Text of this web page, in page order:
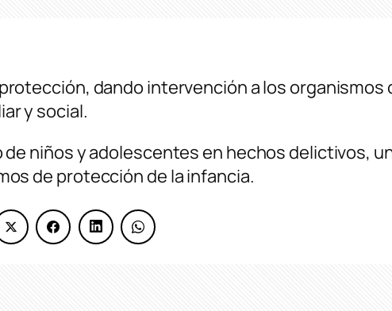
dando intervención a los
y social.
niños y adolescentes en hechos delictivos,
de protección de la infancia.